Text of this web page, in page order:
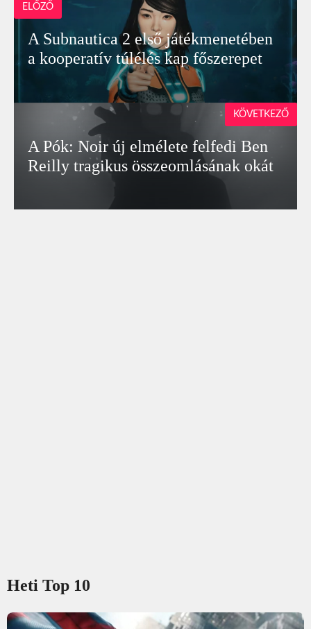
ELŐZŐ
A Subnautica 2 első játékmenetében
a kooperatív túlélés kap főszerepet
A Pók: Noir új elmélete felfedi Ben
Reilly tragikus összeomlásának okát
KÖVETKEZŐ
Heti Top 10